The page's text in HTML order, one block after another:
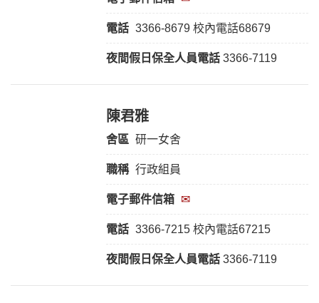
電話 3366-8679 校內電話68679
夜間假日保全人員電話 3366-7119
陳君雅
舍區 研一女舍
職稱 行政組員
電子郵件信箱 ✉
電話 3366-7215 校內電話67215
夜間假日保全人員電話 3366-7119